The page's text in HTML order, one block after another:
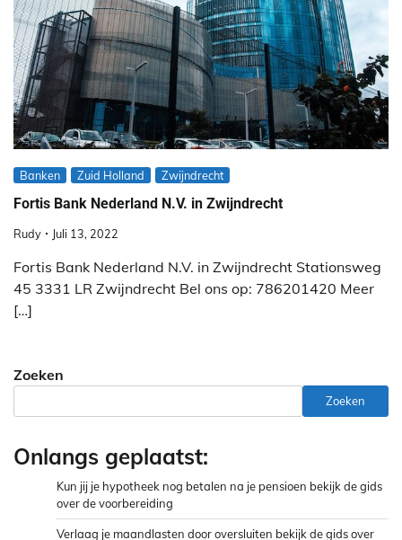
Banken Zuid Holland Zwijndrecht
Fortis Bank Nederland N.V. in Zwijndrecht
Rudy Juli 13, 2022
Fortis Bank Nederland N.V. in Zwijndrecht Stationsweg
45 3331 LR Zwijndrecht Bel ons op: 786201420 Meer
[…]
Zoeken
Zoeken
Onlangs geplaatst:
Kun jij je hypotheek nog betalen na je pensioen bekijk de gids
over de voorbereiding
Verlaag je maandlasten door oversluiten bekijk de gids over